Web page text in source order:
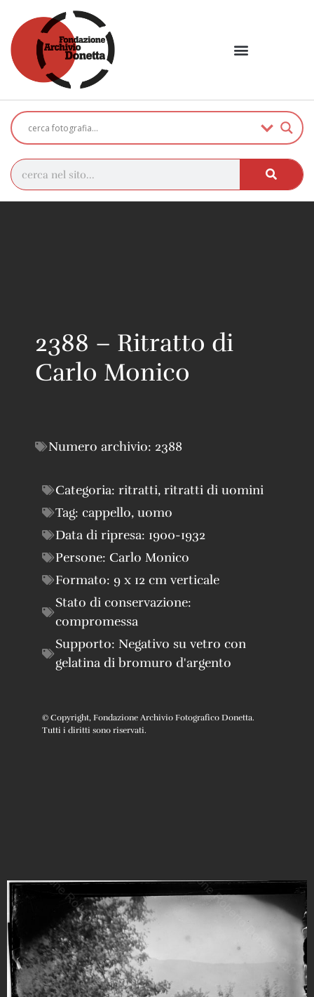
2388 – Ritratto di
Carlo Monico
Numero archivio: 2388
Categoria: ritratti, ritratti di uomini
Tag: cappello, uomo
Data di ripresa: 1900-1932
Persone: Carlo Monico
Formato: 9 x 12 cm verticale
Stato di conservazione:
compromessa
Supporto: Negativo su vetro con
gelatina di bromuro d'argento
© Copyright, Fondazione Archivio Fotografico Donetta.
Tutti i diritti sono riservati.